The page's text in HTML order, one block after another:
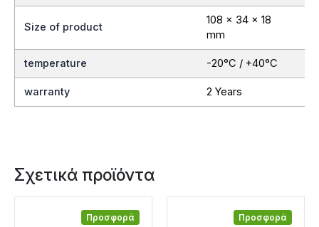
Size of product
108 x 34 x 18
mm
temperature -20°C / +40°C
warranty 2 Years
Σχετικά προϊόντα
Προσφορά Προσφορά